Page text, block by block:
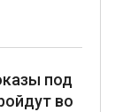
под
во